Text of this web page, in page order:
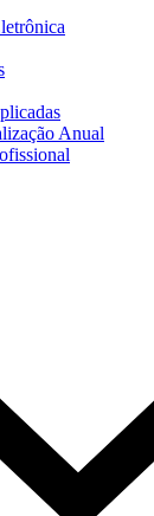
Anual